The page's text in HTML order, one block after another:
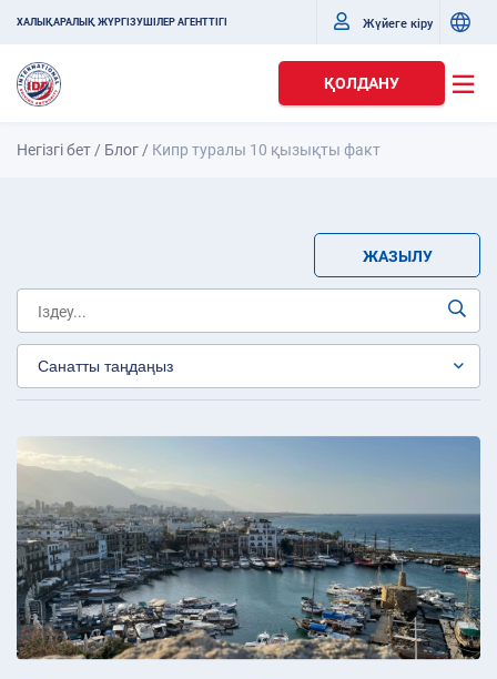
ХАЛЫҚАРАЛЫҚ ЖҮРГІЗУШІЛЕР АГЕНТТІГІ Жүйеге кіру
ҚОЛДАНУ
Негізгі бет / Блог / Кипр туралы 10 қызықты факт
ЖАЗЫЛУ